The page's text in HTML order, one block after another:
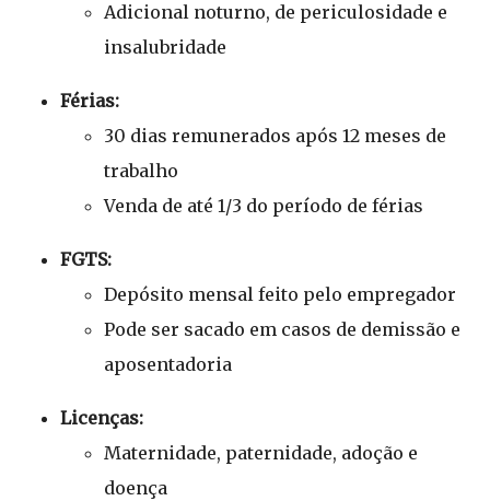
Adicional noturno, de periculosidade e
insalubridade
Férias:
30 dias remunerados após 12 meses de
trabalho
Venda de até 1/3 do período de férias
FGTS:
Depósito mensal feito pelo empregador
Pode ser sacado em casos de demissão e
aposentadoria
Licenças:
Maternidade, paternidade, adoção e
doença